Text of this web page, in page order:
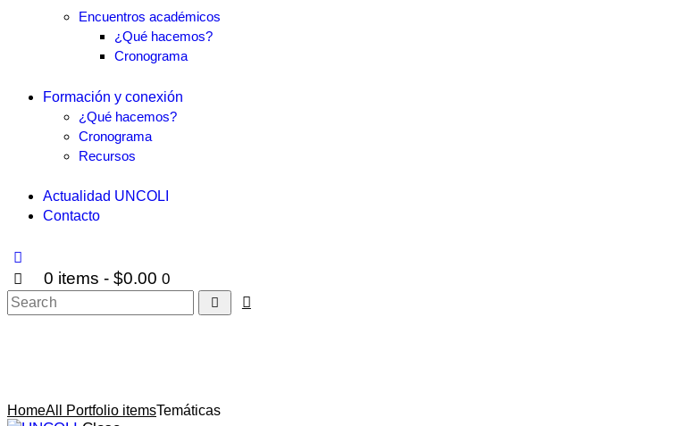
Encuentros académicos
¿Qué hacemos?
Cronograma
Formación y conexión
¿Qué hacemos?
Cronograma
Recursos
Actualidad UNCOLI
Contacto
0 items - $0.00 0
HomeAll Portfolio itemsTemáticas